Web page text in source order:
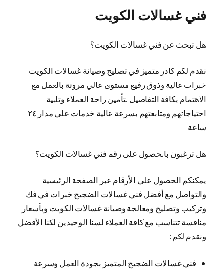
فني غسالات الكويت
هل تبحث عن فني غسالات الكويت؟
نقدم لكم كادر متميز في تصليح وصيانة غسالات الكويت
خبرات عالية وذوق رفيع مستوى عالي مرونة بالعمل مع
الاهتمام بكافة التفاصيل لتأمين راحة العملاء وتلبية
احتياجاتهم ومتابعتهم بسرعة عالية خدمات على مدار ٢٤
ساعة
هل ترغبون بالحصول على رقم فني غسالات الكويت؟
يمكنكم الحصول على الأرقام عبر الصفحة الرئيسية
والتواصل مع أفضل فني غسالات الضجيج خبرات في فك
وتركيب وتصليح ومعالجة وصيانة غسالات الكويت وبأسعار
منافسة تتناسب مع كافة العملاء لسنا الوحيدين لكنا الأفضل
ونقدم لكم:
فني غسالات الضجيج المتميز بجودة العمل وسرعة